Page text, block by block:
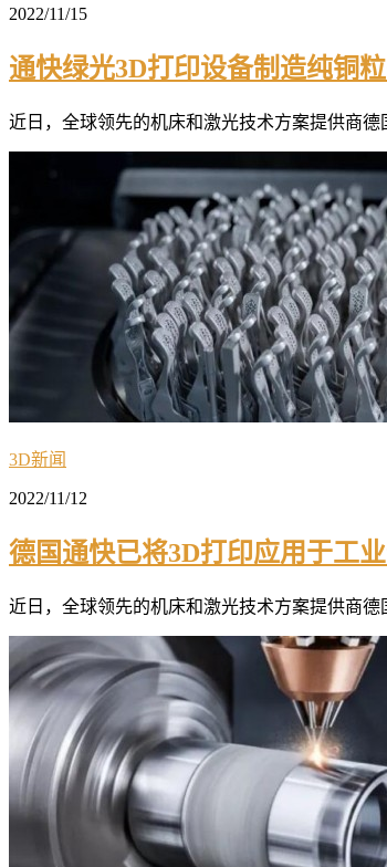
2022/11/15
通快绿光3D打印设备制造纯铜
近日，全球领先的机床和激光技术方案提供商
3D新闻
2022/11/12
德国通快已将3D打印应用于工
近日，全球领先的机床和激光技术方案提供商